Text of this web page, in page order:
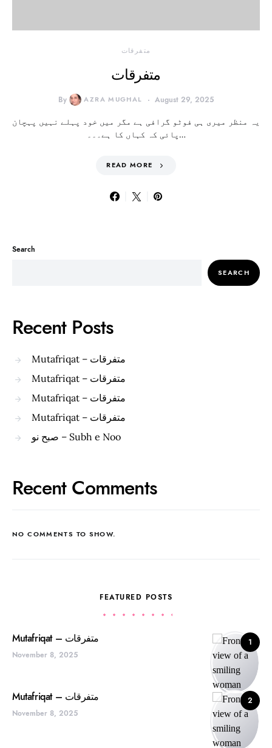
متفرقات
متفرقات
By AZRA MUGHAL August 29, 2025
یہ منظر میری ہی فوٹو گرافی ہے مگر میں خود پہلے نہیں پہچان
پائی کہ کہاں کا ہے۔۔۔…
READ MORE
Search
SEARCH
Recent Posts
Mutafriqat – متفرقات
Mutafriqat – متفرقات
Mutafriqat – متفرقات
Mutafriqat – متفرقات
صبح نو – Subh e Noo
Recent Comments
NO COMMENTS TO SHOW.
FEATURED POSTS
1 Mutafriqat – متفرقات
November 8, 2025
2 Mutafriqat – متفرقات
November 8, 2025